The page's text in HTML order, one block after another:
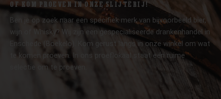
OF KOM PROEVEN IN ONZE SLIJTERIJ!
Ben je op zoek naar een specifiek merk van bijvoorbeeld bier,
wijn of Whisky? Wij zijn een gespecialiseerde drankenhandel in
Enschede (Boekelo). Kom gerust langs in onze winkel om wat
te komen proeven. In ons proeflokaal staat een ruime
selectie om te proeven.